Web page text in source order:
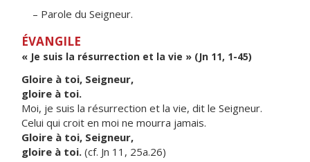
– Parole du Seigneur.
ÉVANGILE
« Je suis la résurrection et la vie » (Jn 11, 1-45)
Gloire à toi, Seigneur,
gloire à toi.
Moi, je suis la résurrection et la vie, dit le Seigneur.
Celui qui croit en moi ne mourra jamais.
Gloire à toi, Seigneur,
gloire à toi. (cf. Jn 11, 25a.26)